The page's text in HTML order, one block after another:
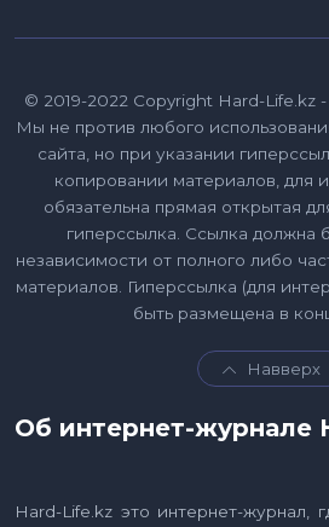
© 2019-2022 Copyright Hard-Life.kz
Мы не против любого
сайта, но при указании
копировании материалов, для
обязательна прямая открытая
гиперссылка. Ссылка должна
независимости от полного либо
материалов. Гиперссылка (для
быть размещена в
Навверх
Об интернет-журнале
Hard-Life.kz это интернет-журнал,